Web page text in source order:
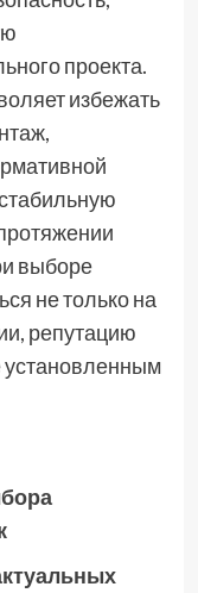
проекта.
избежать
выборе
не только на
репутацию
установленным